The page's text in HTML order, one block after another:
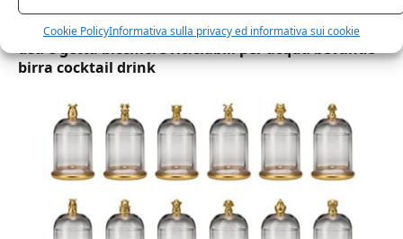
Cookie PolicyInformativa sulla privacy ed informativa sui cookie
DOT Horeca Solutions 1000 Bicchieri PET
trasparenti monouso 350 ML tacca 0,3 alta qualità
usa e getta bicchiere riciclabili per acqua bevande
birra cocktail drink